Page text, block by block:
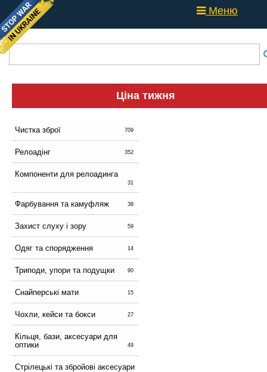
Меню
Ціна тижня
Чистка зброї 709
Релоадінг 352
Компоненти для релоадинга
31
Фарбування та камуфляж 38
Захист слуху і зору 59
Одяг та спорядження 14
Триподи, упори та подущки 90
Снайперські мати 15
Чохли, кейси та бокси 27
Кільця, бази, аксесуари для
оптики
49
Стрілецькі та збройові аксесуари